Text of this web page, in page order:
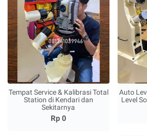
Tempat Service & Kalibrasi Total
Station di Kendari dan
Sekitarnya
Rp 0
Auto
Level